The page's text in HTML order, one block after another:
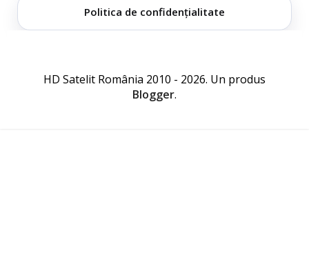
Politica de confidențialitate
HD Satelit România 2010 - 2026. Un produs
Blogger.